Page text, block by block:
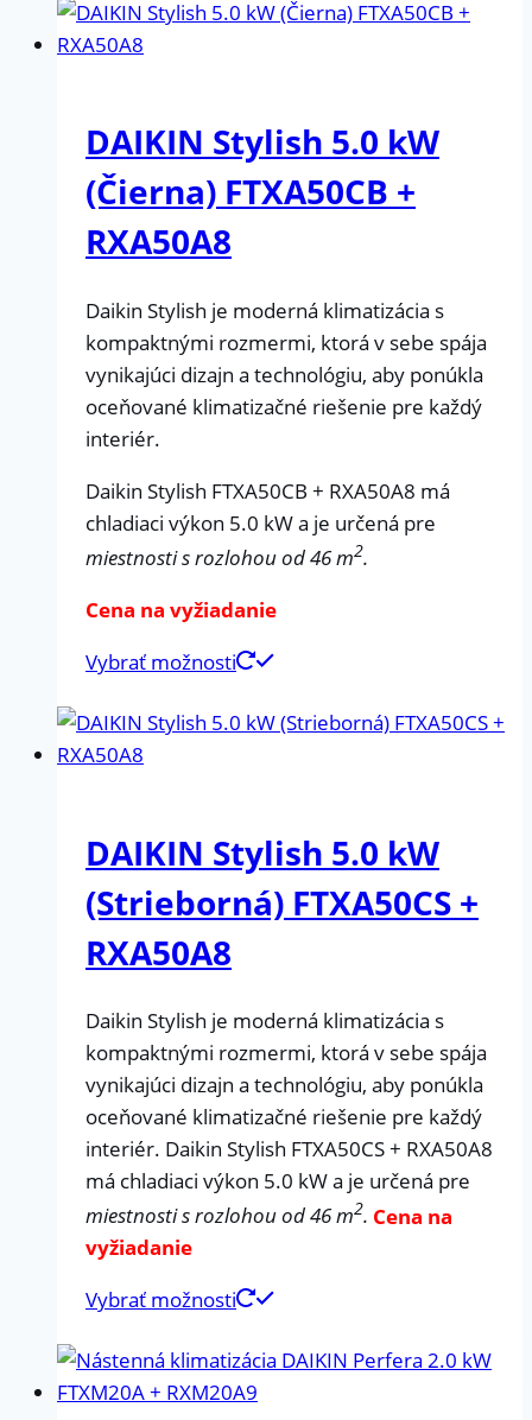
DAIKIN Stylish 5.0 kW
(Čierna) FTXA50CB +
RXA50A8
Daikin Stylish je moderná klimatizácia s
kompaktnými rozmermi, ktorá v sebe spája
vynikajúci dizajn a technológiu, aby ponúkla
oceňované klimatizačné riešenie pre každý
interiér.
Daikin Stylish FTXA50CB + RXA50A8 má
chladiaci výkon 5.0 kW a je určená pre
miestnosti s rozlohou od 46 m2.
Cena na vyžiadanie
Vybrať možnosti
DAIKIN Stylish 5.0 kW
(Strieborná) FTXA50CS +
RXA50A8
Daikin Stylish je moderná klimatizácia s
kompaktnými rozmermi, ktorá v sebe spája
vynikajúci dizajn a technológiu, aby ponúkla
oceňované klimatizačné riešenie pre každý
interiér. Daikin Stylish FTXA50CS + RXA50A8
má chladiaci výkon 5.0 kW a je určená pre
miestnosti s rozlohou od 46 m2. Cena na
vyžiadanie
Vybrať možnosti